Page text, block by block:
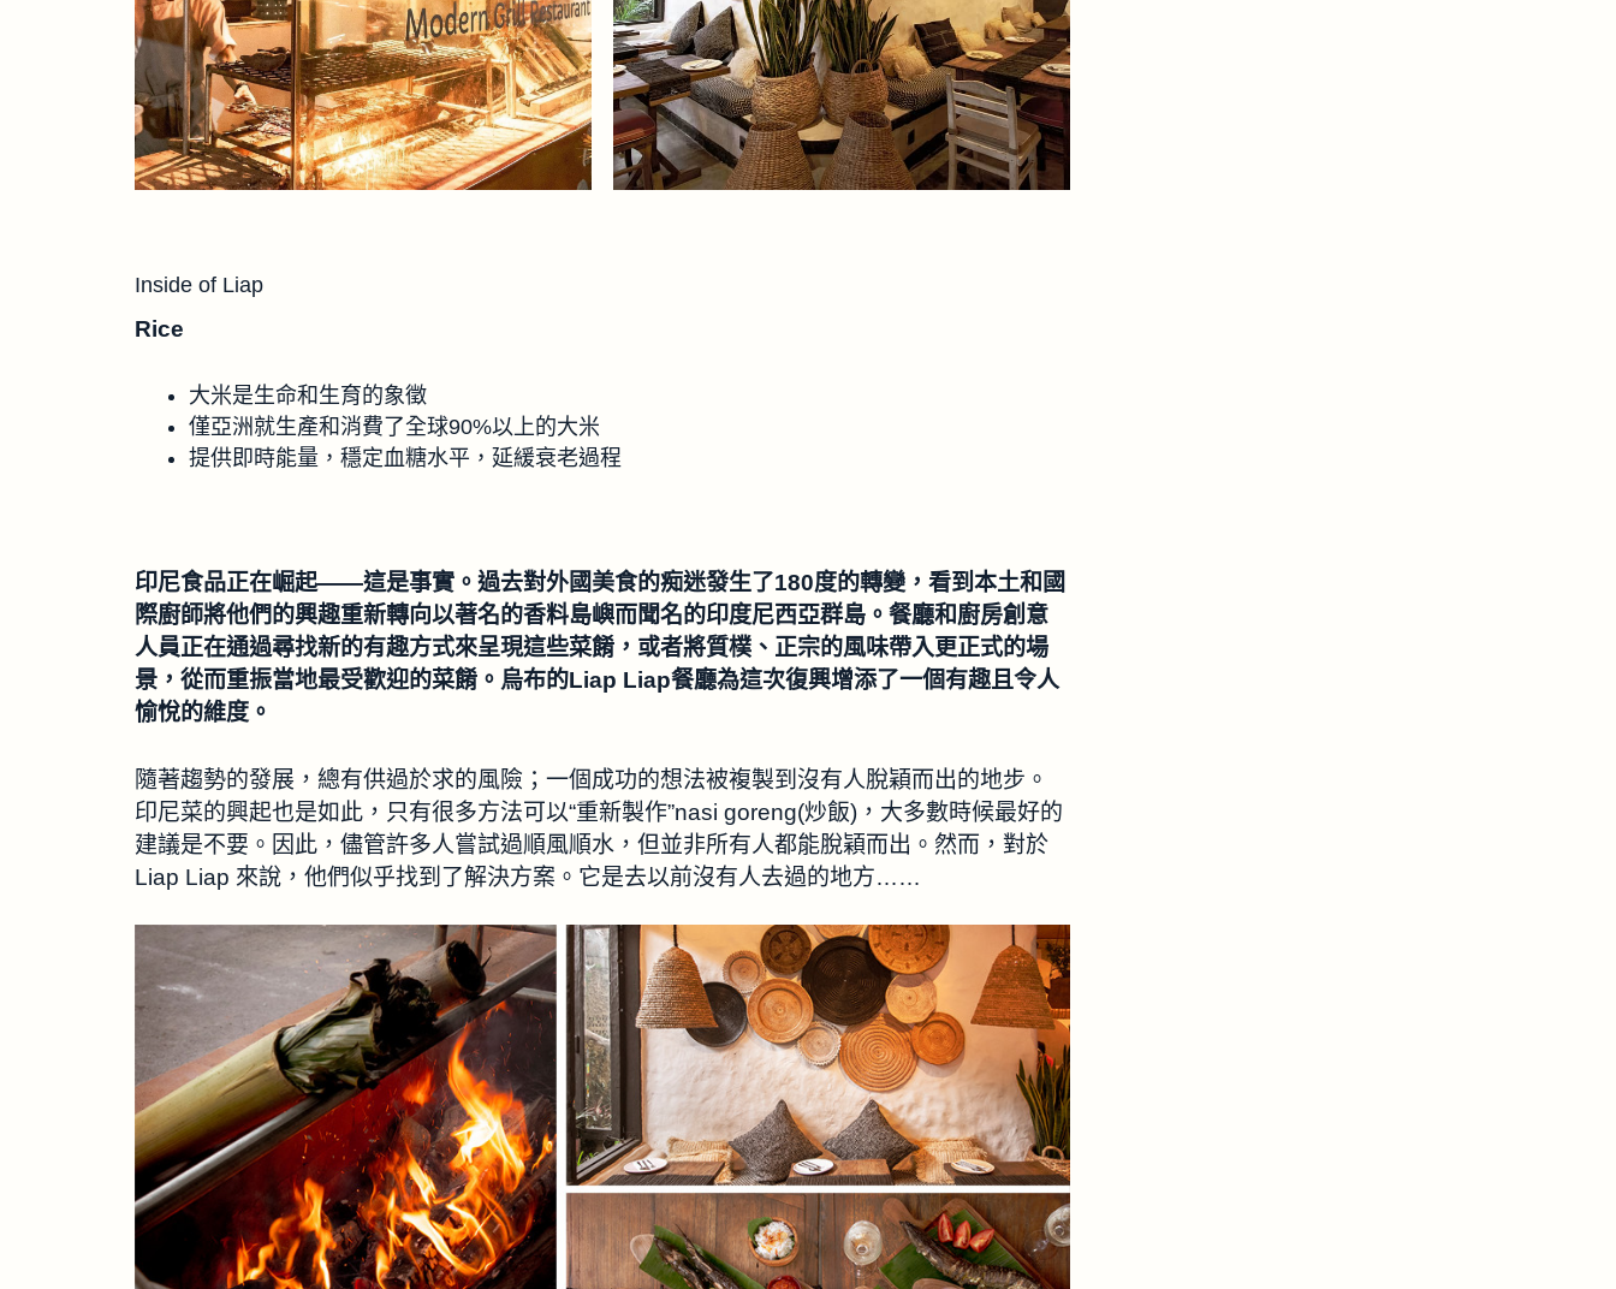
Inside of Liap
Rice
大米是生命和生育的象徵
僅亞洲就生產和消費了全球90%以上的大米
提供即時能量，穩定血糖水平，延緩衰老過程
印尼食品正在崛起——這是事實。過去對外國美食的痴迷發生了180度的轉變，看到本土和國
際廚師將他們的興趣重新轉向以著名的香料島嶼而聞名的印度尼西亞群島。餐廳和廚房創意
人員正在通過尋找新的有趣方式來呈現這些菜餚，或者將質樸、正宗的風味帶入更正式的場
景，從而重振當地最受歡迎的菜餚。烏布的Liap Liap餐廳為這次復興增添了一個有趣且令人
愉悅的維度。
隨著趨勢的發展，總有供過於求的風險；一個成功的想法被複製到沒有人脫穎而出的地步。
印尼菜的興起也是如此，只有很多方法可以“重新製作”nasi goreng(炒飯)，大多數時候最好的
建議是不要。因此，儘管許多人嘗試過順風順水，但並非所有人都能脫穎而出。然而，對於
Liap Liap 來說，他們似乎找到了解決方案。它是去以前沒有人去過的地方……